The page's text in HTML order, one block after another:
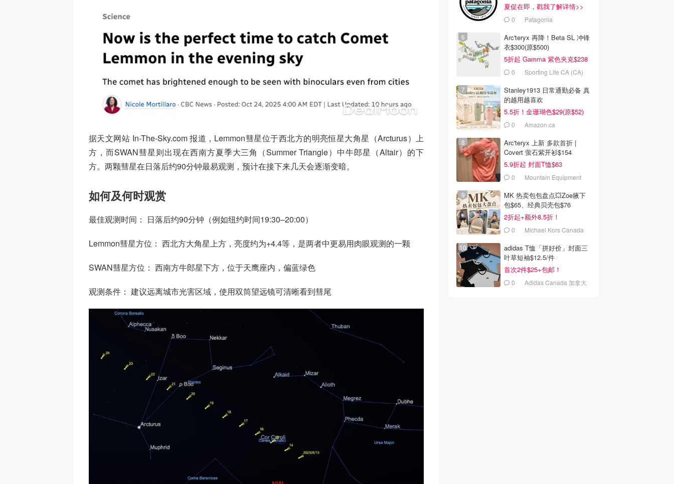
据天文网站 In-The-Sky.com 报道，Lemmon彗星位于西北方的明亮恒星大角星（Arcturus）上
方，而SWAN彗星则出现在西南方夏季大三角（Summer Triangle）中牛郎星（Altair）的下
方。两颗彗星在日落后约90分钟最易观测，预计在接下来几天会逐渐变暗。
如何及何时观赏
最佳观测时间： 日落后约90分钟（例如纽约时间19:30–20:00）
Lemmon彗星方位： 西北方大角星上方，亮度约为+4.4等，是两者中更易用肉眼观测的一颗
SWAN彗星方位： 西南方牛郎星下方，位于天鹰座内，偏蓝绿色
观测条件： 建议远离城市光害区域，使用双筒望远镜可清晰看到彗尾
夏促在即，戳我了解详情>>
0 Patagonia
Arc'teryx 再降！Beta SL 冲锋
衣$300(原$500)
5折起 Gamma 紫色夹克$238
0 Sporting Life CA (CA)
Stanley1913 日常通勤必备 真
的越用越喜欢
5.5折！金珊瑚色$29(原$52)
0 Amazon.ca
Arc'teryx 上新 多款首折 |
Covert 萤石紫开衫$154
5.9折起 封面T恤$63
0
Mountain Equipment
MK 热卖包包盘点💥Zoe腋下
包$65、经典贝壳包$76
2折起+额外8.5折！
0 Michael Kors Canada
adidas T恤「拼好价」封面三
叶草短袖$12.5/件
首次2件$25+包邮！
0
Adidas Canada 加拿大